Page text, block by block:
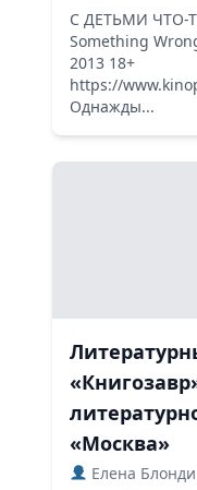
С ДЕТЬМИ ЧТО-
Something
2013 18+
https://
Однажды...
«Москва»
Елена Блонди